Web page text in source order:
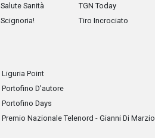
Salute Sanità
Scignoria!
TGN Today
Tiro Incrociato
Liguria Point
Portofino D'autore
Portofino Days
Premio Nazionale Telenord - Gianni Di Marzio